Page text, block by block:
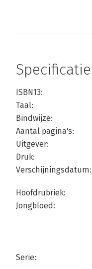
ISBN13:
Taal:
Bindwijze:
Aantal pagina's:
Uitgever:
Druk:
Verschijningsdatum:
Hoofdrubriek:
Jongbloed:
Serie: